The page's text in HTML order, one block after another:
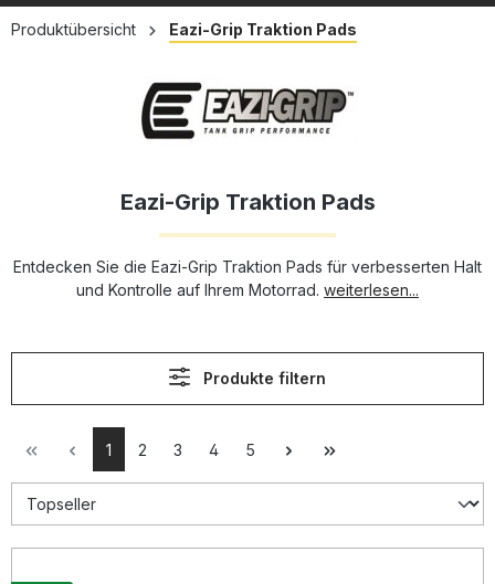
Produktübersicht Eazi-Grip Traktion Pads
Eazi-Grip Traktion Pads
Entdecken Sie die Eazi-Grip Traktion Pads für verbesserten Halt
und Kontrolle auf Ihrem Motorrad. weiterlesen...
Produkte filtern
1 2 3 4 5